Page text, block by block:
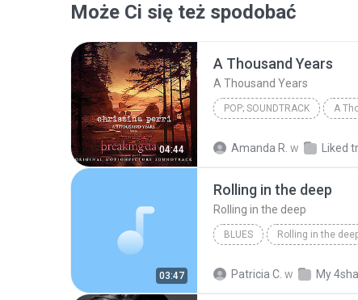
Może Ci się też spodobać
04:44
A Thousand Years
A Thousand Years
POP; SOUNDTRACK A
Amanda R. w Liked
03:47
Rolling in the deep
Rolling in the deep
BLUES Rolling in the
Patricia C. w My